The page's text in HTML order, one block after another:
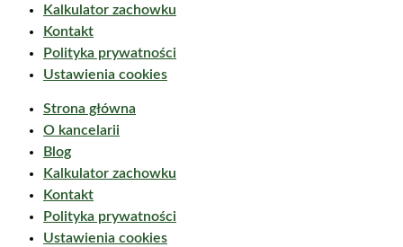
Kalkulator zachowku
Kontakt
Polityka prywatności
Ustawienia cookies
Strona główna
O kancelarii
Blog
Kalkulator zachowku
Kontakt
Polityka prywatności
Ustawienia cookies